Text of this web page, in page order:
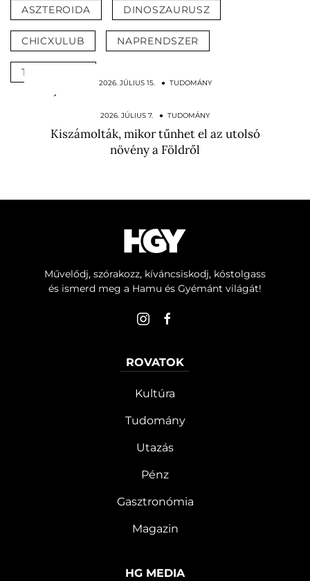
ASZTEROIDA DINOSZAURUSZ
CHICXULUB NAPRENDSZER
TUDOMÁNY
2026. JÚLIUS 15. ● TUDOMÁNY
Újra elővehetik a szovjet ötletet, amely
nappalt csinált az…
2026. JÚLIUS 7. ● TUDOMÁNY
Kiszámolták, mikor tűnhet el az utolsó
növény a Földről
Művelődj, szórakozz, kíváncsiskodj, kóstolgass
és ismerd meg a Hamu és Gyémánt világát!
ROVATOK
Kultúra
Tudomány
Utazás
Pénz
Gasztronómia
Magazin
HG MEDIA